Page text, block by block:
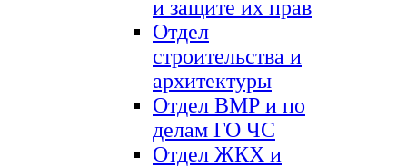
и защите их прав
Отдел
строительства и
архитектуры
Отдел ВМР и по
делам ГО ЧС
Отдел ЖКХ и